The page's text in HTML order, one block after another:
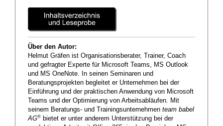
Über den Autor:
Helmut Gräfen ist Organisationsberater, Trainer, Coach
und gefragter Experte für Microsoft Teams, MS Outlook
und MS OneNote. In seinen Seminaren und
Beratungsprojekten begleitet er Unternehmen bei der
Einführung und der praktischen Anwendung von Microsoft
Teams und der Optimierung von Arbeitsabläufen. Mit
seinem Beratungs- und Trainingsunternehmen team babel
AG® bietet er unter anderem Unterstützung bei der